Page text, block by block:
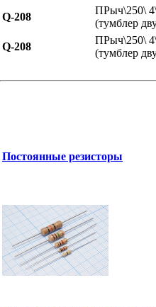
Q-208
ПРыч\250\
(тумблер
Q-208
ПРыч\250\
(тумблер
Постоянные резисторы